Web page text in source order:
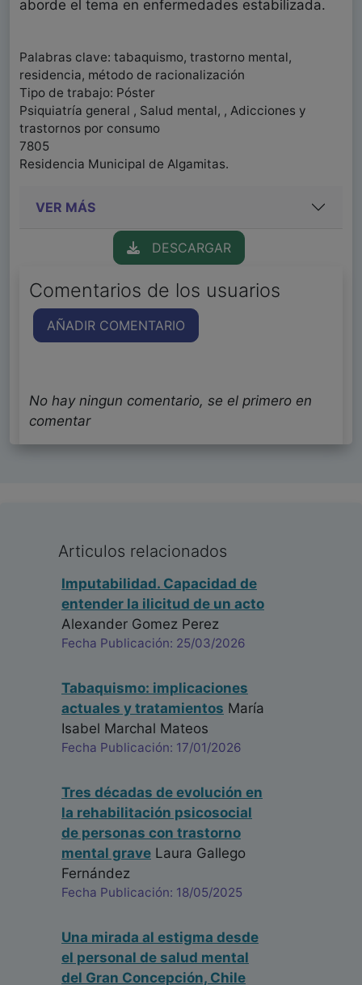
aborde el tema en enfermedades estabilizada.
Palabras clave: tabaquismo, trastorno mental,
residencia, método de racionalización
Tipo de trabajo: Póster
Psiquiatría general , Salud mental, , Adicciones y
trastornos por consumo
7805
Residencia Municipal de Algamitas.
VER MÁS
DESCARGAR
Comentarios de los usuarios
AÑADIR COMENTARIO
No hay ningun comentario, se el primero en
comentar
Articulos relacionados
Imputabilidad. Capacidad de
entender la ilicitud de un acto
Alexander Gomez Perez
Fecha Publicación: 25/03/2026
Tabaquismo: implicaciones
actuales y tratamientos María
Isabel Marchal Mateos
Fecha Publicación: 17/01/2026
Tres décadas de evolución en
la rehabilitación psicosocial
de personas con trastorno
mental grave Laura Gallego
Fernández
Fecha Publicación: 18/05/2025
Una mirada al estigma desde
el personal de salud mental
del Gran Concepción, Chile